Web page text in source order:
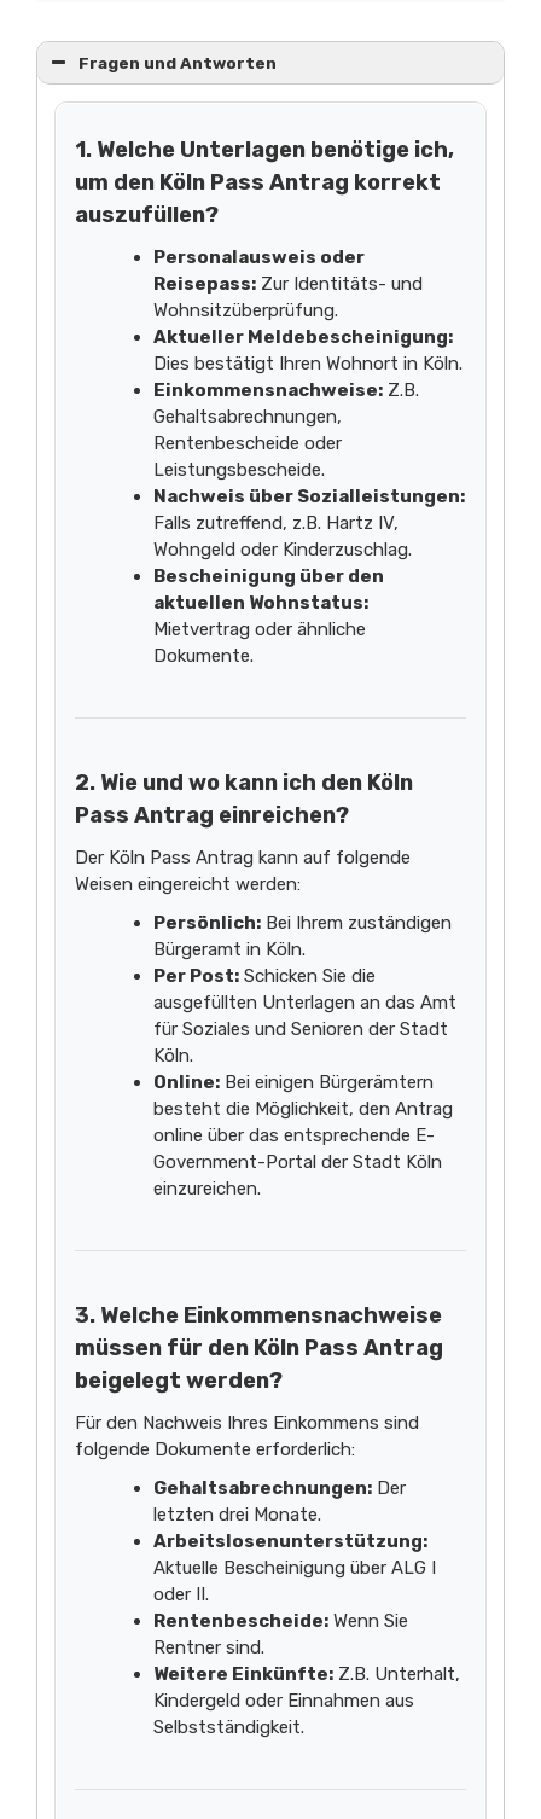
Fragen und Antworten
1. Welche Unterlagen benötige ich,
um den Köln Pass Antrag korrekt
auszufüllen?
Personalausweis oder
Reisepass: Zur Identitäts- und
Wohnsitzüberprüfung.
Aktueller Meldebescheinigung:
Dies bestätigt Ihren Wohnort in Köln.
Einkommensnachweise: Z.B.
Gehaltsabrechnungen,
Rentenbescheide oder
Leistungsbescheide.
Nachweis über Sozialleistungen:
Falls zutreffend, z.B. Hartz IV,
Wohngeld oder Kinderzuschlag.
Bescheinigung über den
aktuellen Wohnstatus:
Mietvertrag oder ähnliche
Dokumente.
2. Wie und wo kann ich den Köln
Pass Antrag einreichen?
Der Köln Pass Antrag kann auf folgende
Weisen eingereicht werden:
Persönlich: Bei Ihrem zuständigen
Bürgeramt in Köln.
Per Post: Schicken Sie die
ausgefüllten Unterlagen an das Amt
für Soziales und Senioren der Stadt
Köln.
Online: Bei einigen Bürgerämtern
besteht die Möglichkeit, den Antrag
online über das entsprechende E-
Government-Portal der Stadt Köln
einzureichen.
3. Welche Einkommensnachweise
müssen für den Köln Pass Antrag
beigelegt werden?
Für den Nachweis Ihres Einkommens sind
folgende Dokumente erforderlich:
Gehaltsabrechnungen: Der
letzten drei Monate.
Arbeitslosenunterstützung:
Aktuelle Bescheinigung über ALG I
oder II.
Rentenbescheide: Wenn Sie
Rentner sind.
Weitere Einkünfte: Z.B. Unterhalt,
Kindergeld oder Einnahmen aus
Selbstständigkeit.